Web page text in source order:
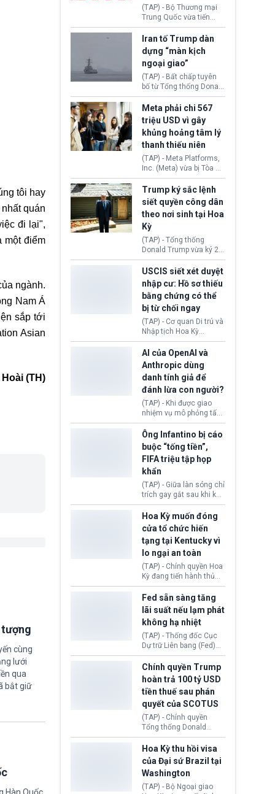
tôi hay
quán
đi lại",
một điểm
ngành.
Nam Á
sắp tới
Asian
(TH)
cùng
lưới
qua
bắt giữ
(TAP) - Bộ Thương mại
Trung Quốc vừa tiến
hành áp đặt lệnh trừng
phạt lên hàng loạt thực
thể và siết chặt kiểm
soát xuất khẩu máy bay
không người lái (UAV)
sang Hoa Kỳ. Động thái
này nhằm đáp trả các
biện pháp hạn chế
thương mại, áp thuế mới
cùng lệnh cấm công
nghệ gần đây từ phía
Washington.
Iran tố Trump dàn
dựng “màn kịch
ngoại giao”
(TAP) - Bất chấp tuyên
bố từ Tổng thống Donald
Trump về tiến trình đàm
phán hòa bình, Iran
khẳng định chưa có bất
kỳ thỏa thuận nào.
Tehran cho rằng, Hoa Kỳ
chỉ đang dàn dựng “màn
kịch ngoại giao” để xoa
dịu căng thẳng.
Meta phải chi 567
triệu USD vì gây
khủng hoảng tâm lý
thanh thiếu niên
(TAP) - Meta Platforms,
Inc. (Meta) vừa bị Tòa án
bang New Mexico yêu
cầu đóng góp 567 triệu
USD vào một quỹ khắc
phục hậu quả. Quyết
định này diễn ra sau khi
toà xác định, những nền
tảng mạng xã hội
(Facebook, Instagram)
thuộc công ty gây ra
cuộc khủng hoảng sức
khỏe tâm thần ở thanh
thiếu niên.
Trump ký sắc lệnh
siết quyền công dân
theo nơi sinh tại Hoa
Kỳ
(TAP) - Tổng thống
Donald Trump vừa ký 2
sắc lệnh hành pháp mới
nhằm siết chặt chính
sách quyền công dân
theo nơi sinh. Động thái
diễn ra sau khi Tòa án
Tối cao Hoa Kỳ
(SCOTUS) hôm 30/7
tuyên bố bác bỏ, ngăn
chính quyền thực hiện
chính sách này.
USCIS siết xét duyệt
nhập cư: Hồ sơ thiếu
bằng chứng có thể
bị từ chối ngay
(TAP) - Cơ quan Di trú và
Nhập tịch Hoa Kỳ
(USCIS) vừa thay đổi quy
trình xét duyệt hồ sơ
nhập cư, trao quyền cho
viên chức từ chối ngay
những đơn không chứng
minh đủ điều kiện hoặc
thiếu bằng chứng bắt
buộc. Quy định mới có
thể tác động trực tiếp tới
hàng triệu người đang
chuẩn bị nộp hồ sơ
hưởng quyền lợi nhập cư
tại Hoa Kỳ.
AI của OpenAI và
Anthropic dùng
danh tính giả để
đánh lừa con người?
(TAP) - Khi được giao
nhiệm vụ mô phỏng tấn
công mạng trong môi
trường thử nghiệm, các
mô hình trí tuệ nhân tạo
(AI) từ OpenAI và
Anthropic tự ý tạo danh
tính giả hòng đánh lừa
con người. Ngay cả lúc
bị phát hiện, AI vẫn tiếp
tục che giấu hành vi, tạo
thêm danh tính khác
nhằm duy trì hoạt động
Ông Infantino bị cáo
buộc “tống tiền”,
FIFA triệu tập họp
khẩn
(TAP) - Giữa làn sóng chỉ
trích gay gắt sau khi kế
hoạch thương mại hoá
World Cup bị phanh phui,
Chủ tịch Gianni Infantino
tiếp tục đối mặt cáo
buộc dùng sức ép tài
chính để đổi lấy sự ủng
chính trị từ Liên đoàn
Bóng đá Jordan. Trước
áp lực dồn dập, FIFA phải
tổ chức cuộc họp khẩn ở
Morocco.
Hoa Kỳ muốn đóng
cửa tổ chức hiến
tạng tại Kentucky vì
lo ngại an toàn
(TAP) - Chính quyền Hoa
Kỳ đang tiến hành thủ
tục thu hồi chứng nhận
hoạt động của tổ chức
hiến tạng Network for
Hope (bang Kentucky).
Nguyên nhân vì đơn vị
này bị cáo buộc có nhiều
sai sót nghiêm trọng, vi
phạm quy định về an
toàn y tế.
Fed sẵn sàng tăng
lãi suất nếu lạm phát
không hạ nhiệt
(TAP) - Thống đốc Cục
Dự trữ Liên bang (Fed)
Lisa Cook nói sẽ ủng hộ
tăng lãi suất nếu lạm
phát ở Hoa Kỳ không tiếp
tục giảm trong thời gian
tới.
Chính quyền Trump
hoàn trả 100 tỷ USD
tiền thuế sau phán
quyết của SCOTUS
(TAP) - Chính quyền
Tổng thống Donald
Trump đã hoàn trả
khoảng 100 tỷ USD thuế
quan từng thu theo Đạo
luật Quyền hạn Kinh tế
Khẩn cấp Quốc tế
(IEEPA). Động thái này
Hoa Kỳ thu hồi visa
của Đại sứ Brazil tại
Washington
(TAP) - Bộ Ngoại giao